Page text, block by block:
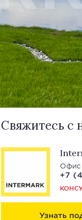
Свяжитесь с
Офис
+7
Узнать